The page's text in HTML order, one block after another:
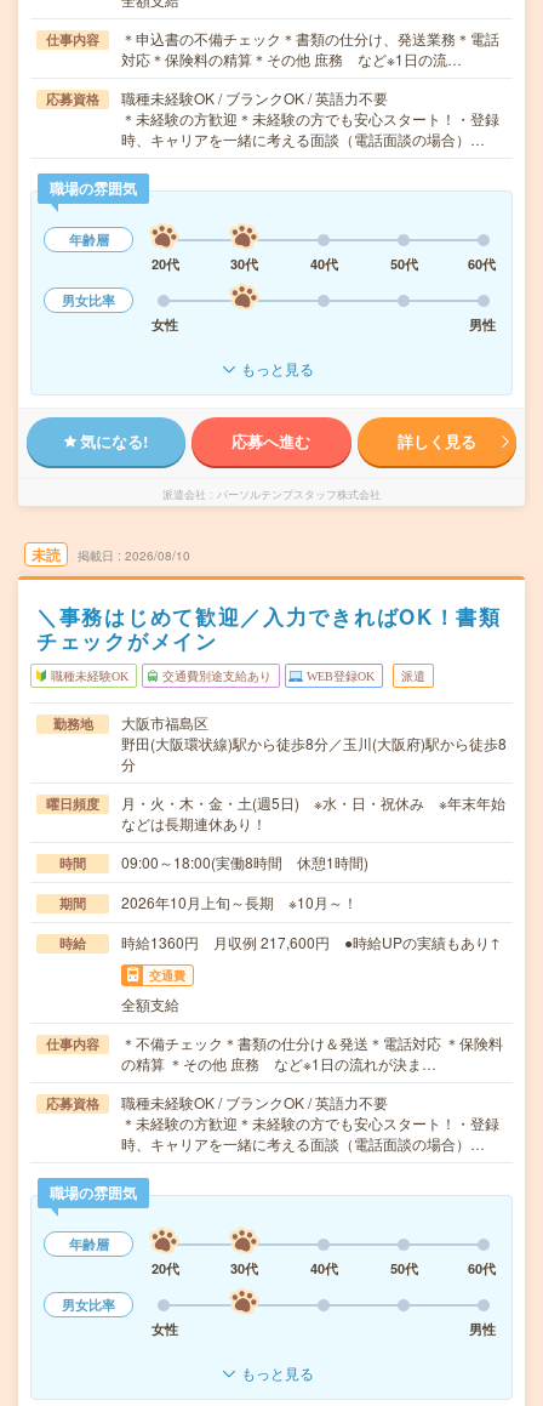
仕事内容
＊申込書の不備チェック＊書類の仕分け、発送業務＊電話
対応＊保険料の精算＊その他 庶務 など※1日の流…
応募資格
職種未経験OK / ブランクOK / 英語力不要
＊未経験の方歓迎＊未経験の方でも安心スタート！・登録
時、キャリアを一緒に考える面談（電話面談の場合）…
職場の雰囲気
年齢層
20代
30代 40代 50代
60代
男女比率
女性
男性
もっと見る
気になる! 応募へ進む 詳しく見る
派遣会社 パーソルテンプスタッフ株式会社
未読 掲載日 2026/08/10
＼事務はじめて歓迎／入力できればOK！書類
チェックがメイン
職種未経験OK 交通費別途支給あり WEB登録OK 派遣
勤務地
大阪市福島区
野田(大阪環状線)駅から徒歩8分／玉川(大阪府)駅から徒歩8
分
曜日頻度
月・火・木・金・土(週5日) ※水・日・祝休み ※年末年始
などは長期連休あり！
時間 09:00～18:00(実働8時間 休憩1時間)
期間 2026年10月上旬～長期 ※10月～！
時給 時給1360円 月収例 217,600円 ●時給UPの実績もあり↑
交通費
全額支給
仕事内容
＊不備チェック＊書類の仕分け＆発送＊電話対応 ＊保険料
の精算 ＊その他 庶務 など※1日の流れが決ま…
応募資格
職種未経験OK / ブランクOK / 英語力不要
＊未経験の方歓迎＊未経験の方でも安心スタート！・登録
時、キャリアを一緒に考える面談（電話面談の場合）…
職場の雰囲気
年齢層
20代
30代 40代 50代
60代
男女比率
女性
男性
もっと見る